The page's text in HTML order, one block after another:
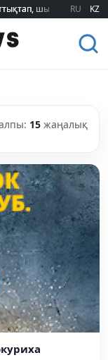
жарияланды (ТІЗІМ)
RU KZ
15 жаңалық